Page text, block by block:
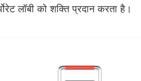
लॉबी को शक्ति प्रदान करता है।